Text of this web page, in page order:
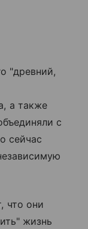
"древний,
а также
с
сейчас
что они
жизнь